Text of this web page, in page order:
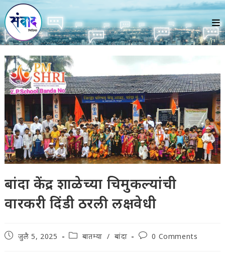
Skip
to
content
बांदा केंद्र शाळेच्या चिमुकल्यांची
वारकरी दिंडी ठरली लक्षवेधी
Postजुलै 5, 2025
Postबातम्या / बांदा
Post0 Comments